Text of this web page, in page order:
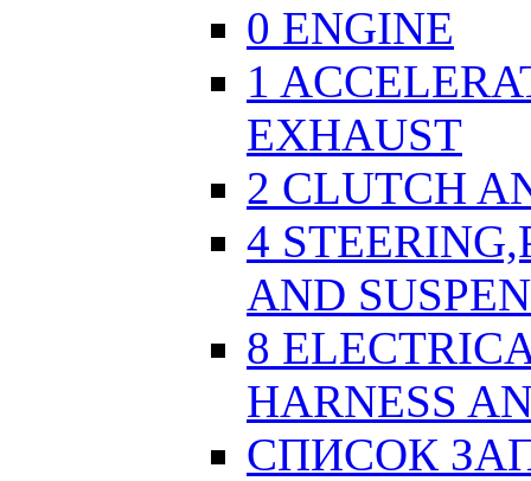
0 ENGINE
1
EXHAUST
2 CLUTCH
4
AND
8
HARNESS
СПИСОК